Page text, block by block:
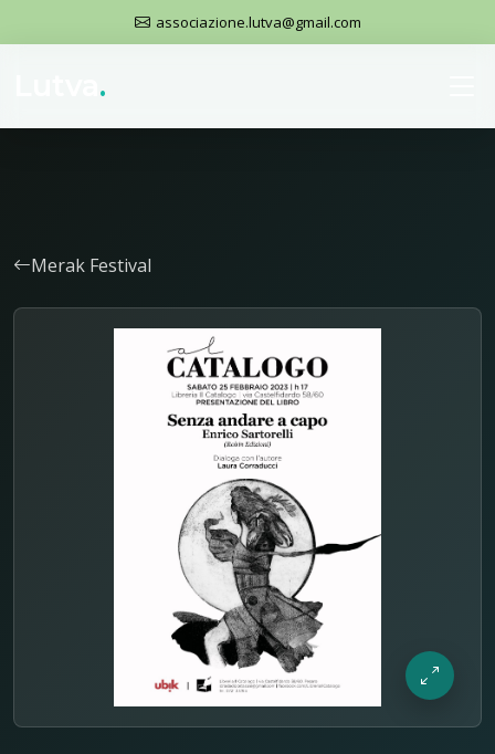
associazione.lutva@gmail.com
.
Merak Festival